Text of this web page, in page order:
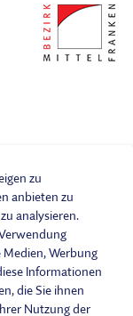
zu
anbieten zu
analysieren.
Medien, Werbung
Informationen
die Sie ihnen
Nutzung der